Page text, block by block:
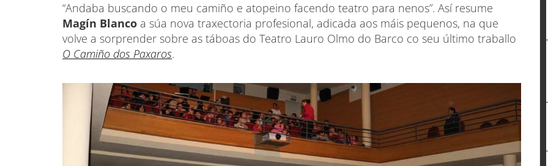
“Andaba buscando o meu camiño e atopeino facendo teatro para nenos”. Así resume
Magín Blanco a súa nova traxectoria profesional, adicada aos máis pequenos, na que
volve a sorprender sobre as táboas do Teatro Lauro Olmo do Barco co seu último traballo
O Camiño dos Paxaros.